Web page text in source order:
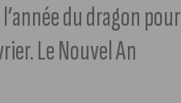
du dragon pour
Le Nouvel An